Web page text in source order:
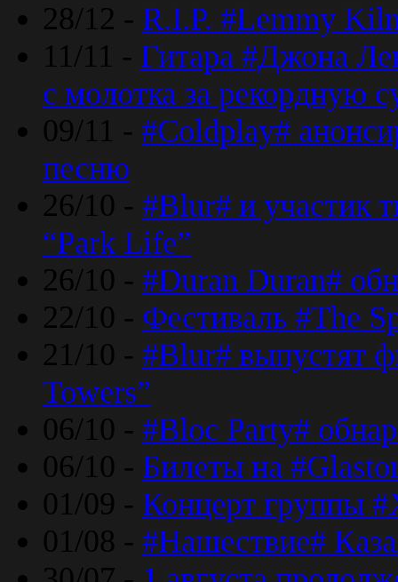
28/12 - R.I.P. #Lemmy
11/11 - Гитара #Джона
с молотка за рекордную
09/11 - #Coldplay#
песню
26/10 - #Blur# и участик
“Park Life”
26/10 - #Duran Duran#
22/10 - Фестиваль #The
21/10 - #Blur# выпустят
Towers”
06/10 - #Bloc Party#
06/10 - Билеты на
01/09 - Концерт группы
01/08 - #Нашествие#